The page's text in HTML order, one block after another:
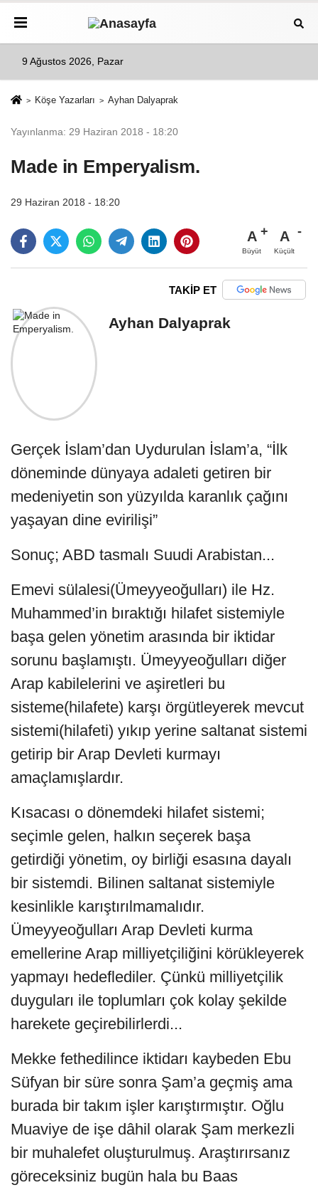
9 Ağustos 2026, Pazar
Köşe Yazarları Ayhan Dalyaprak
Yayınlanma: 29 Haziran 2018 - 18:20
Made in Emperyalism.
29 Haziran 2018 - 18:20
A
Büyüt
A
Küçült
TAKİP ET
Ayhan Dalyaprak
Gerçek İslam’dan Uydurulan İslam’a, “İlk
döneminde dünyaya adaleti getiren bir
medeniyetin son yüzyılda karanlık çağını
yaşayan dine evirilişi”
Sonuç; ABD tasmalı Suudi Arabistan...
Emevi sülalesi(Ümeyyeoğulları) ile Hz.
Muhammed’in bıraktığı hilafet sistemiyle
başa gelen yönetim arasında bir iktidar
sorunu başlamıştı. Ümeyyeoğulları diğer
Arap kabilelerini ve aşiretleri bu
sisteme(hilafete) karşı örgütleyerek mevcut
sistemi(hilafeti) yıkıp yerine saltanat sistemi
getirip bir Arap Devleti kurmayı
amaçlamışlardır.
Kısacası o dönemdeki hilafet sistemi;
seçimle gelen, halkın seçerek başa
getirdiği yönetim, oy birliği esasına dayalı
bir sistemdi. Bilinen saltanat sistemiyle
kesinlikle karıştırılmamalıdır.
Ümeyyeoğulları Arap Devleti kurma
emellerine Arap milliyetçiliğini körükleyerek
yapmayı hedeflediler. Çünkü milliyetçilik
duyguları ile toplumları çok kolay şekilde
harekete geçirebilirlerdi...
Mekke fethedilince iktidarı kaybeden Ebu
Süfyan bir süre sonra Şam’a geçmiş ama
burada bir takım işler karıştırmıştır. Oğlu
Muaviye de işe dâhil olarak Şam merkezli
bir muhalefet oluşturulmuş. Araştırırsanız
göreceksiniz bugün hala bu Baas